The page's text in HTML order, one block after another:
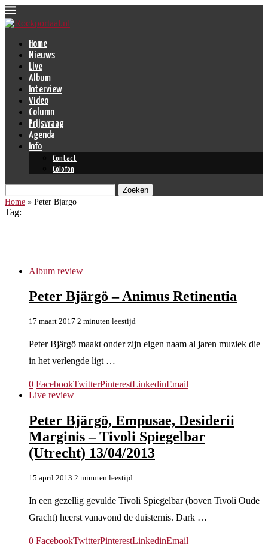
Home
Nieuws
Live
Album
Interview
Video
Column
Prijsvraag
Agenda
Info
Contact
Colofon
Zoeken
Home » Peter Bjargo
Tag:
Album review
Peter Bjärgö – Animus Retinentia
17 maart 2017 2 minuten leestijd
Peter Bjärgö maakt onder zijn eigen naam al jaren muziek die
in het verlengde ligt …
0 FacebookTwitterPinterestLinkedinEmail
Live review
Peter Bjärgö, Empusae, Desiderii
Marginis – Tivoli Spiegelbar
(Utrecht) 13/04/2013
15 april 2013 2 minuten leestijd
In een gezellig gevulde Tivoli Spiegelbar (boven Tivoli Oude
Gracht) heerst vanavond de duisternis. Dark …
0 FacebookTwitterPinterestLinkedinEmail